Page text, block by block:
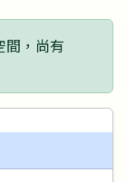
間，尚有